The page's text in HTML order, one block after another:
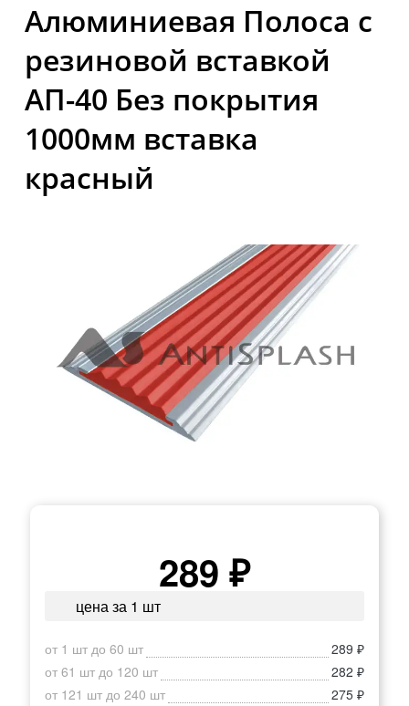
Алюминиевая Полоса с
резиновой вставкой
АП-40 Без покрытия
1000мм вставка
красный
289 ₽
цена за 1 шт
от 1 шт до 60 шт
289 ₽
от 61 шт до 120 шт
282 ₽
от 121 шт до 240 шт
275 ₽